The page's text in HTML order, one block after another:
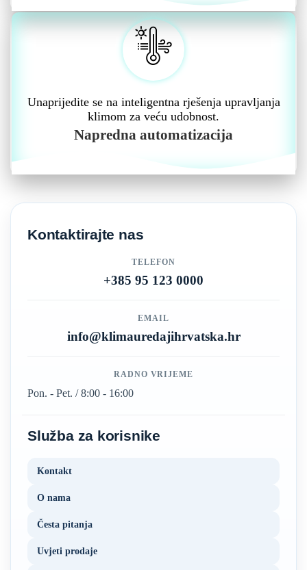
Unaprijedite se na inteligentna rješenja upravljanja
klimom za veću udobnost.
Napredna automatizacija
Kontaktirajte nas
TELEFON
+385 95 123 0000
EMAIL
info@klimauredajihrvatska.hr
RADNO VRIJEME
Pon. - Pet. / 8:00 - 16:00
Služba za korisnike
Kontakt
O nama
Česta pitanja
Uvjeti prodaje